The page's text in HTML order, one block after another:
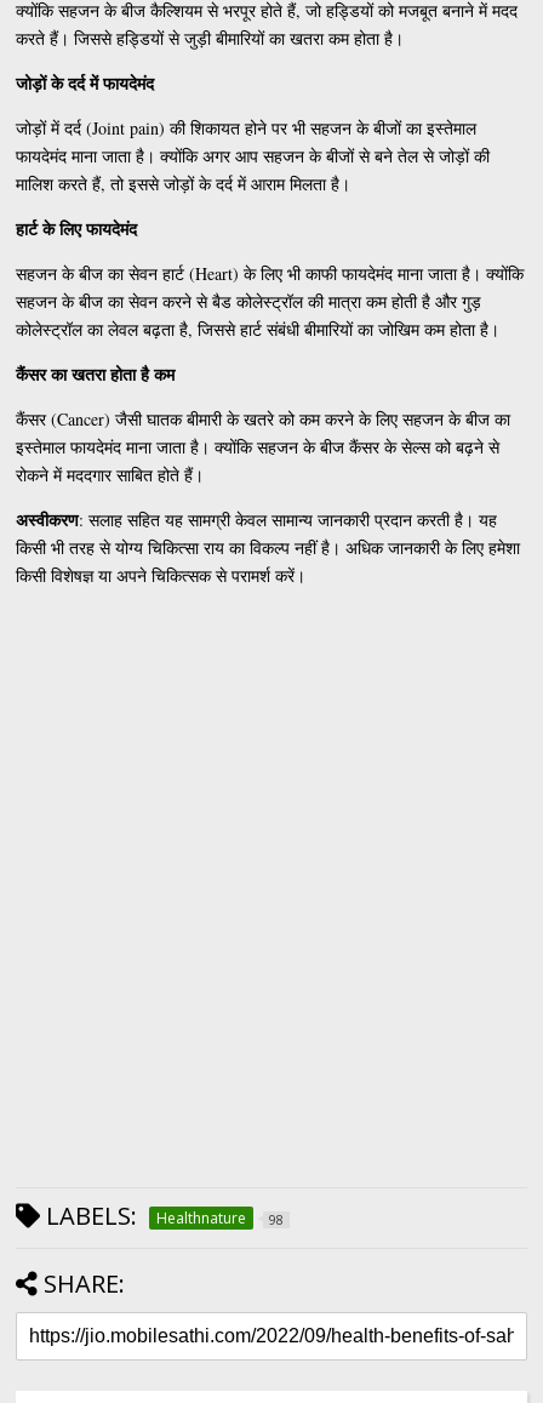
क्योंकि सहजन के बीज कैल्शियम से भरपूर होते हैं, जो हड्डियों को मजबूत बनाने में मदद
करते हैं। जिससे हड्डियों से जुड़ी बीमारियों का खतरा कम होता है।
जोड़ों के दर्द में फायदेमंद
जोड़ों में दर्द (Joint pain) की शिकायत होने पर भी सहजन के बीजों का इस्तेमाल
फायदेमंद माना जाता है। क्योंकि अगर आप सहजन के बीजों से बने तेल से जोड़ों की
मालिश करते हैं, तो इससे जोड़ों के दर्द में आराम मिलता है।
हार्ट के लिए फायदेमंद
सहजन के बीज का सेवन हार्ट (Heart) के लिए भी काफी फायदेमंद माना जाता है। क्योंकि
सहजन के बीज का सेवन करने से बैड कोलेस्ट्रॉल की मात्रा कम होती है और गुड़
कोलेस्ट्रॉल का लेवल बढ़ता है, जिससे हार्ट संबंधी बीमारियों का जोखिम कम होता है।
कैंसर का खतरा होता है कम
कैंसर (Cancer) जैसी घातक बीमारी के खतरे को कम करने के लिए सहजन के बीज का
इस्तेमाल फायदेमंद माना जाता है। क्योंकि सहजन के बीज कैंसर के सेल्स को बढ़ने से
रोकने में मददगार साबित होते हैं।
अस्वीकरण: सलाह सहित यह सामग्री केवल सामान्य जानकारी प्रदान करती है। यह
किसी भी तरह से योग्य चिकित्सा राय का विकल्प नहीं है। अधिक जानकारी के लिए हमेशा
किसी विशेषज्ञ या अपने चिकित्सक से परामर्श करें।
LABELS: Healthnature 98
SHARE: